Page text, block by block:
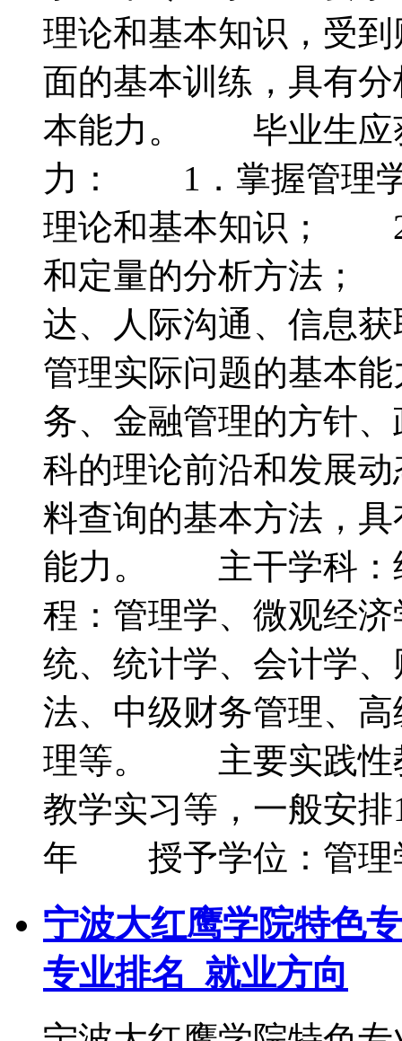
理论和基本知识，受
面的基本训练，具有
本能力。 毕业生应
力： 1．掌握管理学
理论和基本知识； 2
和定量的分析方法；
达、人际沟通、信息
管理实际问题的基本
务、金融管理的方针
科的理论前沿和发展
料查询的基本方法，
能力。 主干学科：
程：管理学、微观经
统、统计学、会计学
法、中级财务管理、
理等。 主要实践性
教学实习等，一般安
年 授予学位：管理
宁波大红鹰学院特色
专业排名_就业方向